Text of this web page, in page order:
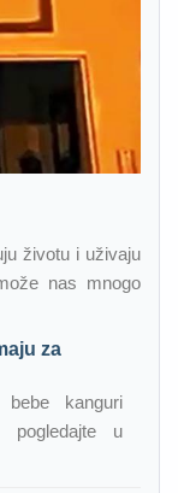
životu i uživaju
nas mnogo
za
kanguri
pogledajte u